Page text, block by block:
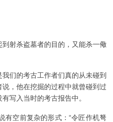
射杀盗墓者的目的，又能杀一儆
们的考古工作者们真的从未碰到
，他在挖掘的过程中就曾碰到过
写入当时的考古报告中。
有空前复杂的形式：“令匠作机弩